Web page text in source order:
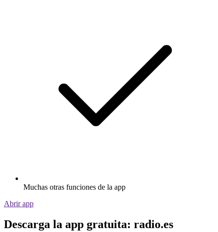
Muchas otras funciones de la app
Abrir app
Descarga la app gratuita: radio.es